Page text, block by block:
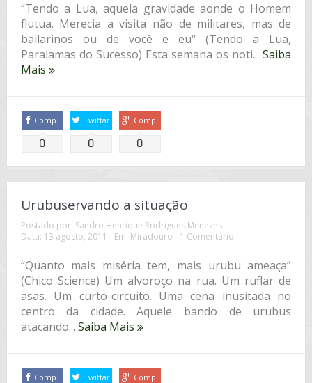
“Tendo a Lua, aquela gravidade aonde o Homem
flutua. Merecia a visita não de militares, mas de
bailarinos ou de você e eu“ (Tendo a Lua,
Paralamas do Sucesso) Esta semana os noti...Saiba
Mais
Comp.
0
Twittar
0
Comp.
0
Urubuservando a situação
Postado por: Sandro Henrique Rodrigues Menezes
Data: 13 agosto, 2011 Em: Miradouro 1 Comentário
“Quanto mais miséria tem, mais urubu ameaça”
(Chico Science) Um alvoroço na rua. Um ruflar de
asas. Um curto-circuito. Uma cena inusitada no
centro da cidade. Aquele bando de urubus
atacando... Saiba Mais
Comp. Twittar Comp.